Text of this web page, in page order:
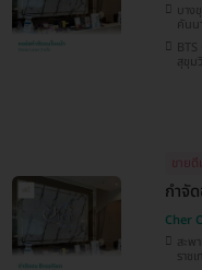
บางขุนเทียน , ภาษีเจริญ , ลาดพร้าว , ท
BTS ปุณณวิถี , BTS รัชโยธิน , MRT
ขายดี
กำจั
Cher
สะพานสูง , บางขุนเทียน , พระโขนง , ทวีวัฒนา , ภาษี